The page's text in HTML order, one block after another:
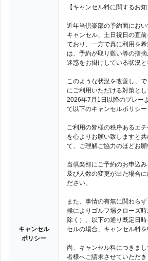
キャンセル
ポリシー
【キャンセル料に関するお知
近年当倶楽部の予約面にお
キャンセル、土日祝日の直
ており、一方で真に利用を
は、予約が取り難い等の指
迷惑をお掛けしている状況と
このような状況を改善し、
にご利用いただける対策とし
2026年7月1日以降のプレー
て以下のキャンセルポリシー
ご利用の皆様の秩序あるエ
を心よりお願い致しますと
て、ご理解ご協力のほどお願
当倶楽部にご予約のお申込
及び人数の変更が出た場合
ださい。
また、事情の有無に関わら
候によりゴルフ場クローズ
除く）、以下の通り既定日
セルの場合、キャンセル料を
尚、キャンセル料につきま
者様へご請求させていただき